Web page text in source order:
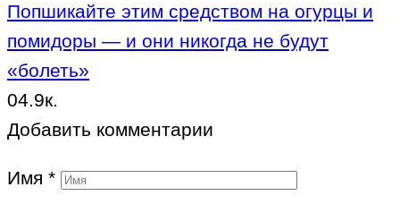
Попшикайте этим средством на огурцы и
помидоры — и они никогда не будут
«болеть»
04.9к.
Добавить комментарии
Имя *